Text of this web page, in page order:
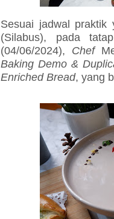
Sesuai jadwal
(Silabus), pada
(04/06/2024), Chef
Baking Demo &
Enriched Bread, yang